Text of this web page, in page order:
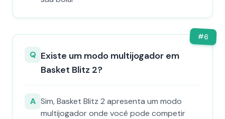
#6
Q Existe um modo multijogador em
Basket Blitz 2?
A Sim, Basket Blitz 2 apresenta um modo
multijogador onde você pode competir